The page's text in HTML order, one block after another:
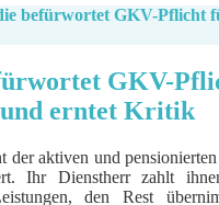
befürwortet GKV-Pflicht
GKV-
und erntet Kritik
der aktiven und
Ihr Dienstherr zahlt
den Rest